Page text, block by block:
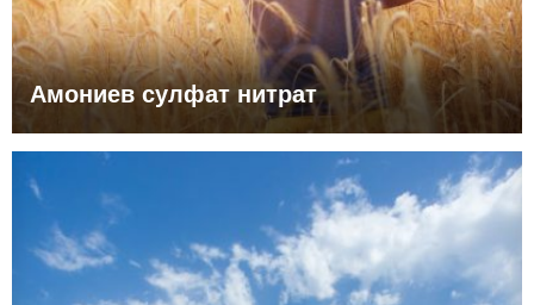
Амониев сулфат нитрат